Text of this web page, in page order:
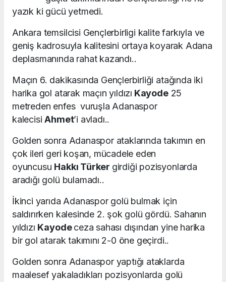
yazık ki gücü yetmedi.
Ankara temsilcisi Gençlerbirligi kalite farkıyla ve
geniş kadrosuyla kalitesini ortaya koyarak Adana
deplasmanında rahat kazandı..
Maçın 6. dakikasında Gençlerbirliği atağında iki
harika gol atarak maçın yıldızı Kayode25
metreden enfes vuruşla Adanaspor
kalecisiAhmet’i avladı..
Golden sonra Adanaspor ataklarında takımın en
çok ileri geri koşan, mücadele eden
oyuncusu Hakkı Türker girdiği pozisyonlarda
aradığı golü bulamadı..
İkinci yarıda Adanaspor golü bulmak için
saldırırken kalesinde 2. şok golü gördü. Sahanın
yıldızı Kayodeceza sahası dışından yine harika
bir gol atarak takımını 2-0 öne geçirdi..
Golden sonra Adanaspor yaptığı ataklarda
maalesef yakaladıkları pozisyonlarda golü